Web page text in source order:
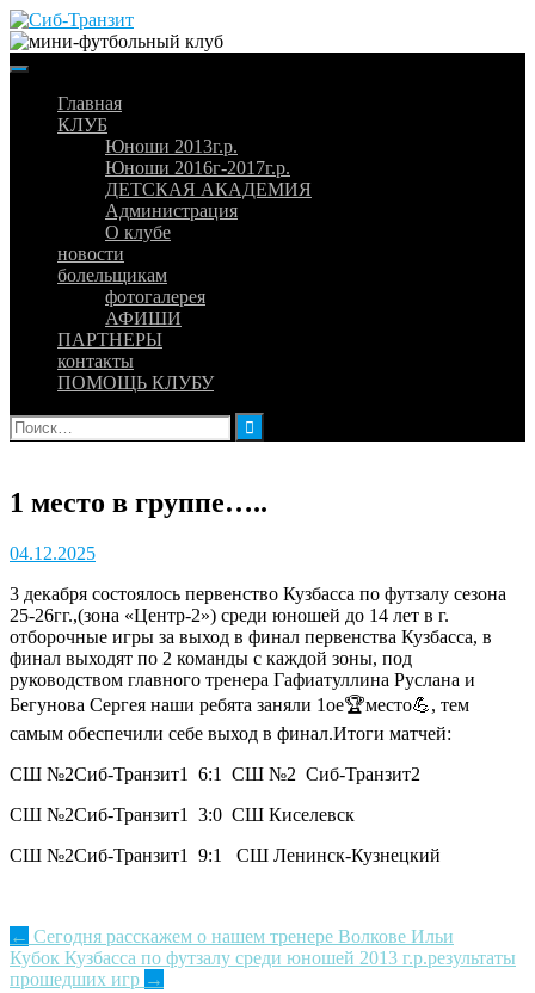
Skip
to
content
Главная
КЛУБ
Юноши 2013г.р.
Юноши 2016г-2017г.р.
ДЕТСКАЯ АКАДЕМИЯ
Администрация
О клубе
новости
болельщикам
фотогалерея
АФИШИ
ПАРТНЕРЫ
контакты
ПОМОЩЬ КЛУБУ
Найти:
1 место в группе…..
04.12.2025
3 декабря состоялось первенство Кузбасса по футзалу сезона
25-26гг.,(зона «Центр-2») среди юношей до 14 лет в г.
отборочные игры за выход в финал первенства Кузбасса, в
финал выходят по 2 команды с каждой зоны, под
руководством главного тренера Гафиатуллина Руслана и
Бегунова Сергея наши ребята заняли 1ое🏆место💪, тем
самым обеспечили себе выход в финал.Итоги матчей:
СШ №2Сиб-Транзит1 6:1 СШ №2 Сиб-Транзит2
СШ №2Сиб-Транзит1 3:0 СШ Киселевск
СШ №2Сиб-Транзит1 9:1 СШ Ленинск-Кузнецкий
Post
navigation
← Сегодня расскажем о нашем тренере Волкове Ильи
Кубок Кузбасса по футзалу среди юношей 2013 г.р.результаты
прошедших игр →